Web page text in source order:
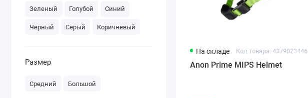
Зеленый Голубой Синий
Черный Серый Коричневый
Размер
Средний Большой
На складе Код товара: 4379023446
Anon Prime MIPS Helmet